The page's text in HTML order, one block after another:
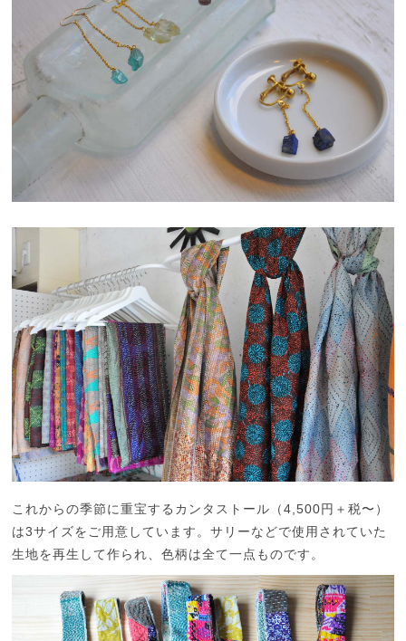
これからの季節に重宝するカンタストール（4,500円＋税〜）
は3サイズをご用意しています。サリーなどで使用されていた
生地を再生して作られ、色柄は全て一点ものです。